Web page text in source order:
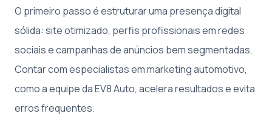
O primeiro passo é estruturar uma presença digital
sólida: site otimizado, perfis profissionais em redes
sociais e campanhas de anúncios bem segmentadas.
Contar com especialistas em marketing automotivo,
como a equipe da EV8 Auto, acelera resultados e evita
erros frequentes.